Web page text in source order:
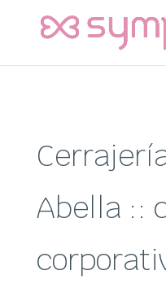
Abella ::